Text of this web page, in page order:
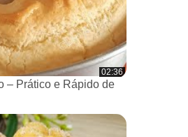
02:36
– Prático e Rápido de